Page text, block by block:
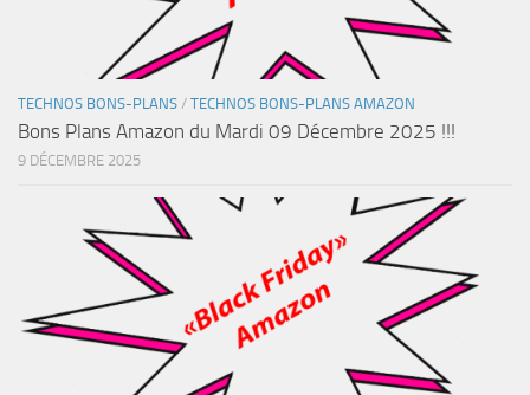
TECHNOS BONS-PLANS / TECHNOS BONS-PLANS AMAZON
Bons Plans Amazon du Mardi 09 Décembre 2025 !!!
9 DÉCEMBRE 2025